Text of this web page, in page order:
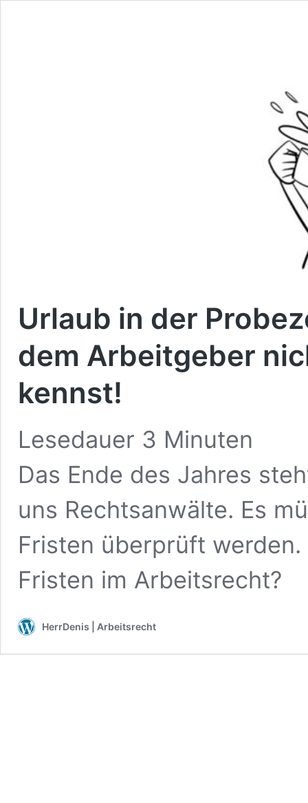
Urlaub in der
dem Arbeitgeber
kennst!
Lesedauer 3 Minuten
Das Ende des Jahres
uns Rechtsanwälte. Es
Fristen überprüft
Fristen im Arbeitsrecht?
HerrDenis | Arbeitsrecht